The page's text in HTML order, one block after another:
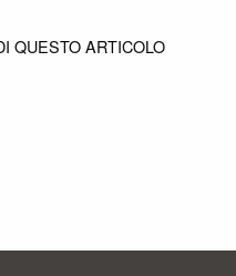
QUESTO ARTICOLO